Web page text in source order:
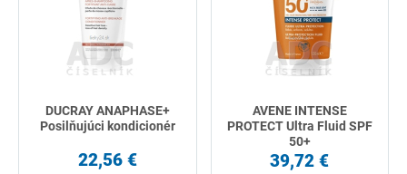
DUCRAY ANAPHASE+
Posilňujúci kondicionér
22,56 €
AVENE INTENSE
PROTECT Ultra Fluid SPF
50+
39,72 €